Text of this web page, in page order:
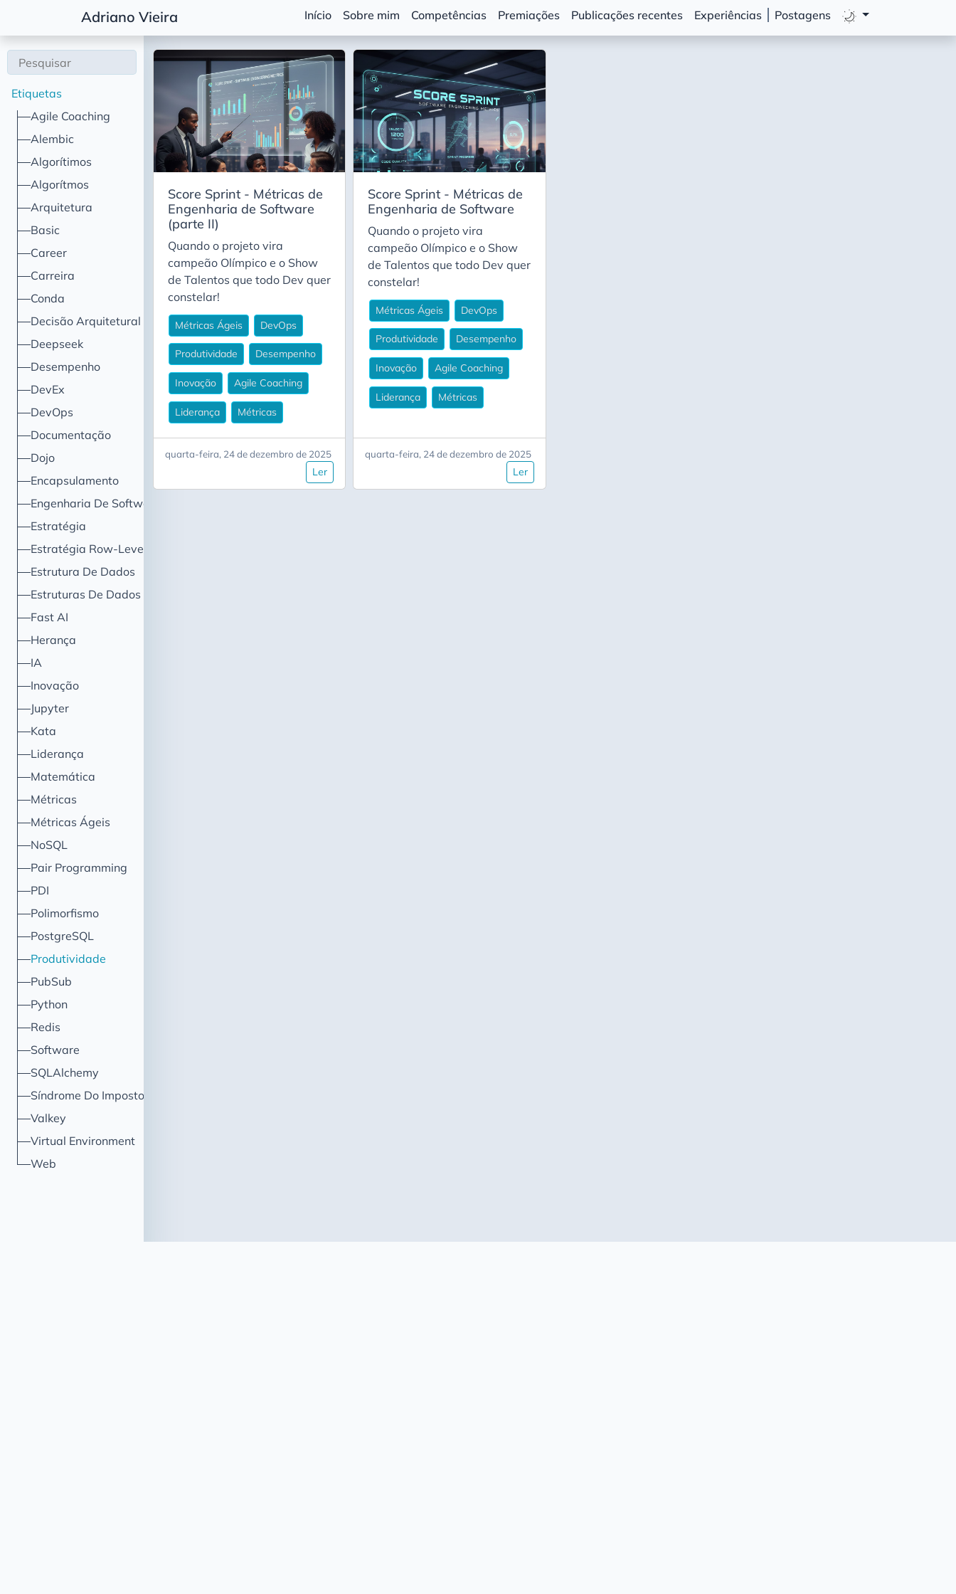
Adriano Vieira Início Sobre mim Competências Premiações Publicações recentes Experiências Postagens
Etiquetas
Agile Coaching
Alembic
Algorítimos
Algorítmos
Arquitetura
Basic
Career
Carreira
Conda
Decisão Arquitetural
Deepseek
Desempenho
DevEx
DevOps
Documentação
Dojo
Encapsulamento
Engenharia De Software
Estratégia
Estratégia Row-Level Security
Estrutura De Dados
Estruturas De Dados
Fast AI
Herança
IA
Inovação
Jupyter
Kata
Liderança
Matemática
Métricas
Métricas Ágeis
NoSQL
Pair Programming
PDI
Polimorfismo
PostgreSQL
Produtividade
PubSub
Python
Redis
Software
SQLAlchemy
Síndrome Do Impostor
Valkey
Virtual Environment
Web
Score Sprint - Métricas de
Engenharia de Software
(parte II)
Quando o projeto vira
campeão Olímpico e o Show
de Talentos que todo Dev quer
constelar!
Métricas Ágeis DevOps
Produtividade Desempenho
Inovação Agile Coaching
Liderança Métricas
quarta-feira, 24 de dezembro de 2025
Ler
Score Sprint - Métricas de
Engenharia de Software
Quando o projeto vira
campeão Olímpico e o Show
de Talentos que todo Dev quer
constelar!
Métricas Ágeis DevOps
Produtividade Desempenho
Inovação Agile Coaching
Liderança Métricas
quarta-feira, 24 de dezembro de 2025
Ler